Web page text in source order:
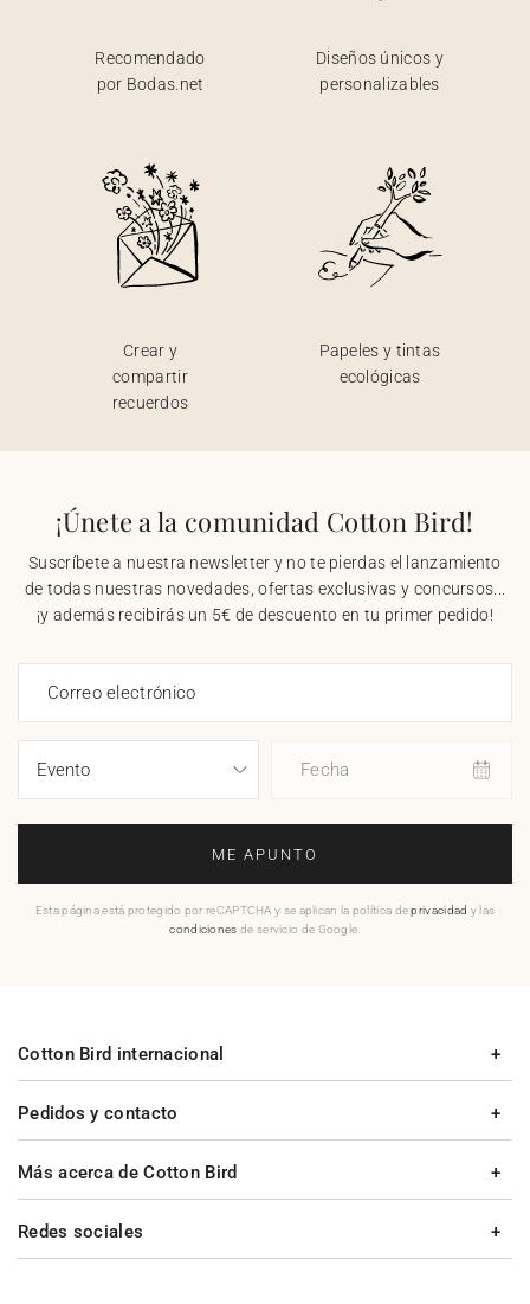
Recomendado
por Bodas.net
Diseños únicos y
personalizables
Crear y
compartir
recuerdos
Papeles y tintas
ecológicas
¡Únete a la comunidad Cotton Bird!
Suscríbete a nuestra newsletter y no te pierdas el lanzamiento
de todas nuestras novedades, ofertas exclusivas y concursos...
¡y además recibirás un 5€ de descuento en tu primer pedido!
Correo electrónico
Fecha
ME APUNTO
Esta página está protegido por reCAPTCHA y se aplican la política deprivacidad y las
condiciones de servicio de Google.
Pedidos y contacto
Más acerca de Cotton Bird
Cotton Bird internacional
Redes sociales